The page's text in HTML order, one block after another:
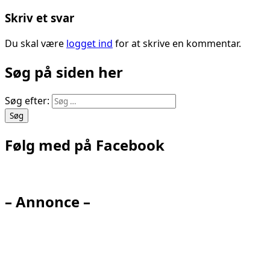
Skriv et svar
Du skal være logget ind for at skrive en kommentar.
Søg på siden her
Søg efter:
Følg med på Facebook
– Annonce –